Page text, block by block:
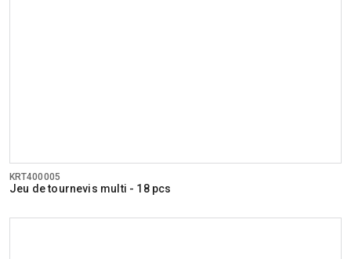
KRT400005
Jeu de tournevis multi - 18 pcs